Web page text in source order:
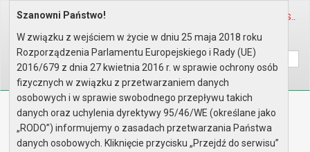
Home Organy Wydziały KOORDYNATOR DS. DOSTĘPNOŚCI (S..
Wyszukaj na stronie:
A
Biuletyn Informacji Publicznej
Urząd Miasta i Gminy w Gryfinie
Szanowni Państwo!
W związku z wejściem w życie w dniu 25 maja 2018 roku
Rozporządzenia Parlamentu Europejskiego i Rady (UE)
2016/679 z dnia 27 kwietnia 2016 r. w sprawie ochrony osób
fizycznych w związku z przetwarzaniem danych
osobowych i w sprawie swobodnego przepływu takich
danych oraz uchylenia dyrektywy 95/46/WE (określane jako
„RODO”) informujemy o zasadach przetwarzania Państwa
danych osobowych. Kliknięcie przycisku „Przejdź do serwisu”